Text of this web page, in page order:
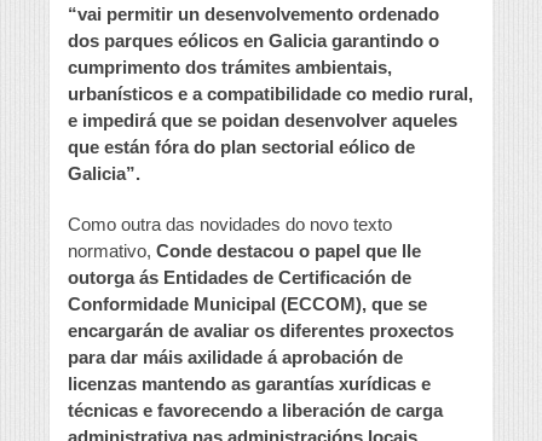
“vai permitir un desenvolvemento ordenado
dos parques eólicos en Galicia garantindo o
cumprimento dos trámites ambientais,
urbanísticos e a compatibilidade co medio rural,
e impedirá que se poidan desenvolver aqueles
que están fóra do plan sectorial eólico de
Galicia”.
Como outra das novidades do novo texto
normativo, Conde destacou o papel que lle
outorga ás Entidades de Certificación de
Conformidade Municipal (ECCOM), que se
encargarán de avaliar os diferentes proxectos
para dar máis axilidade á aprobación de
licenzas mantendo as garantías xurídicas e
técnicas e favorecendo a liberación de carga